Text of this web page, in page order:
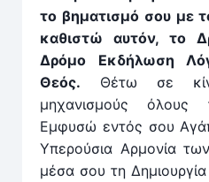
το βηματι­σμό σου με
καθιστώ αυτόν, το
Δρόμο Εκ­δήλωση
Θεός. Θέτω σε
μηχανισμούς όλους
Εμφυσώ εν­τός σου
Υπερούσια Αρ­μονία
μέ­σα σου τη